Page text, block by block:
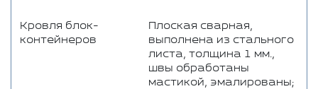
Кровля блок-
контейнеров
Плоская сварная,
выполнена из стального
листа, толщина 1 мм.,
швы обработаны
мастикой, эмалированы;